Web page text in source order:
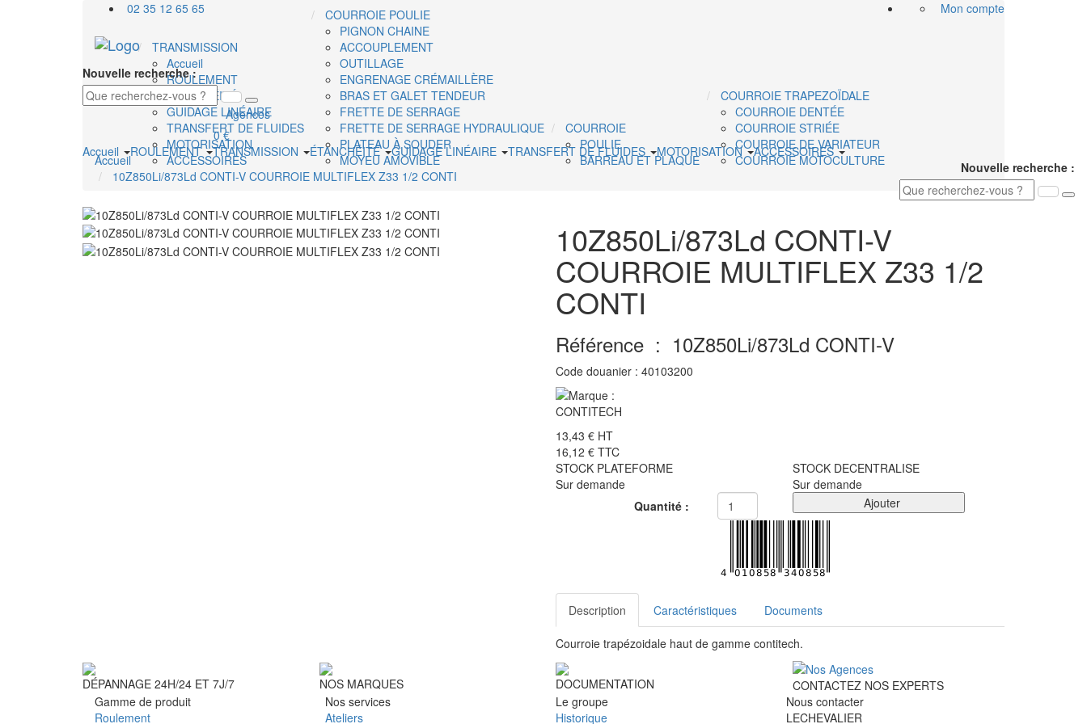
02 35 12 65 65 Mon compte
Nouvelle recherche :
Agences
0 €
Accueil
ROULEMENT TRANSMISSION ÉTANCHÉITÉ GUIDAGE LINÉAIRE TRANSFERT DE FLUIDES MOTORISATION ACCESSOIRES
Nouvelle recherche :
Accueil
TRANSMISSION
Accueil
ROULEMENT
ÉTANCHÉITÉ
GUIDAGE LINÉAIRE
TRANSFERT DE FLUIDES
MOTORISATION
ACCESSOIRES
COURROIE POULIE
PIGNON CHAINE
ACCOUPLEMENT
OUTILLAGE
ENGRENAGE CRÉMAILLÈRE
BRAS ET GALET TENDEUR
FRETTE DE SERRAGE
FRETTE DE SERRAGE HYDRAULIQUE
PLATEAU À SOUDER
MOYEU AMOVIBLE
COURROIE
POULIE
BARREAU ET PLAQUE
COURROIE TRAPEZOÏDALE
COURROIE DENTÉE
COURROIE STRIÉE
COURROIE DE VARIATEUR
COURROIE MOTOCULTURE
10Z850Li/873Ld CONTI-V COURROIE MULTIFLEX Z33 1/2 CONTI
10Z850Li/873Ld CONTI-V
COURROIE MULTIFLEX Z33 1/2
CONTI
Référence : 10Z850Li/873Ld CONTI-V
Code douanier : 40103200
13,43 € HT
16,12 € TTC
STOCK PLATEFORME
Sur demande
STOCK DECENTRALISE
Sur demande
Quantité :
Ajouter
Description Caractéristiques Documents
Courroie trapézoidale haut de gamme contitech.
DÉPANNAGE 24H/24 ET 7J/7 NOS MARQUES DOCUMENTATION
CONTACTEZ NOS EXPERTS
Gamme de produit
Roulement
Nos services
Ateliers
Le groupe
Historique
Nous contacter
LECHEVALIER